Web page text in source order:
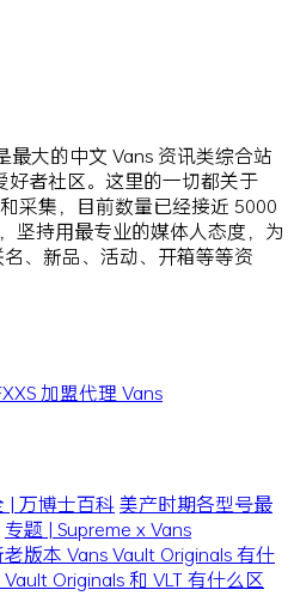
大的中文 Vans 资讯类综合站
好者社区。这里的一切都关于
采集，目前数量已经接近 5000
坚持用最专业的媒体人态度，为
、新品、活动、开箱等等资
加盟代理 Vans
| 万博士百科美产时期各型号最
专题 | Supreme x Vans
版本 Vans Vault Originals 有什
Vault Originals 和 VLT 有什么区